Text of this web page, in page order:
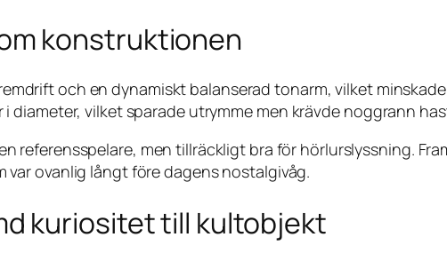
konstruktionen
och en dynamiskt balanserad tonarm, vilket
diameter, vilket sparade utrymme men krävde noggrann
referensspelare, men tillräckligt bra för hörlurslyssning.
var ovanlig långt före dagens nostalgivåg.
kuriositet till kultobjekt